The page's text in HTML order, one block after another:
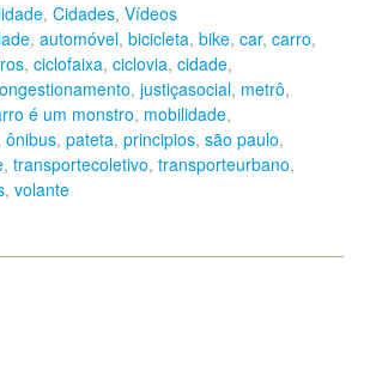
, Cidades, Vídeos
, automóvel, bicicleta, bike, car, carro,
, ciclofaixa, ciclovia, cidade,
, justiçasocial, metrô,
é um monstro, mobilidade,
ônibus, pateta, principios, são paulo,
, transportecoletivo, transporteurbano,
, volante